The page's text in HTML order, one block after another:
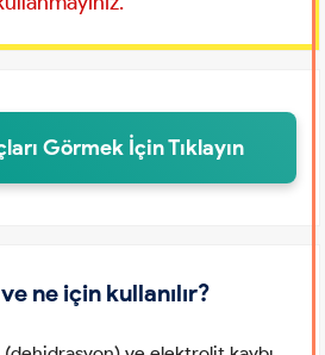
Görmek İçin Tıklayın
ne için kullanılır?